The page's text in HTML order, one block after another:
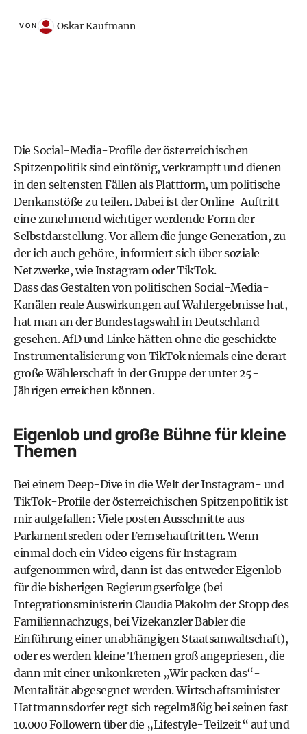
VON Oskar Kaufmann
Die Social-Media-Profile der österreichischen
Spitzenpolitiksind eintönig, verkrampft und dienen
in den seltensten Fällen als Plattform, um politische
Denkanstöße zu teilen. Dabei ist der Online-Auftritt
eine zunehmend wichtiger werdende Form der
Selbstdarstellung. Vor allem die junge Generation, zu
der ich auch gehöre, informiert sich über soziale
Netzwerke, wie Instagram oder TikTok.
Dass das Gestalten von politischen Social-Media-
Kanälen reale Auswirkungen auf Wahlergebnisse hat,
hat man an der Bundestagswahl in Deutschland
gesehen. AfD und Linke hätten ohne die geschickte
Instrumentalisierung von TikTok niemals eine derart
große Wählerschaft in der Gruppe der unter 25-
Jährigen erreichen können.
Eigenlob und große Bühne für kleine
Themen
Bei einem Deep-Dive in die Welt der Instagram- und
TikTok-Profile der österreichischen Spitzenpolitik ist
mir aufgefallen: Viele posten Ausschnitte aus
Parlamentsreden oder Fernsehauftritten. Wenn
einmal doch ein Video eigens für Instagram
aufgenommen wird, dann ist das entweder Eigenlob
für die bisherigen Regierungserfolge (bei
Integrationsministerin Claudia Plakolm der Stopp des
Familiennachzugs, bei Vizekanzler Babler die
Einführung einer unabhängigen Staatsanwaltschaft),
oder es werden kleine Themen groß angepriesen, die
dann mit einer unkonkreten „Wir packen das“-
Mentalität abgesegnet werden. Wirtschaftsminister
Hattmannsdorfer regt sich regelmäßig bei seinen fast
10.000 Followern über die „Lifestyle-Teilzeit“ auf und